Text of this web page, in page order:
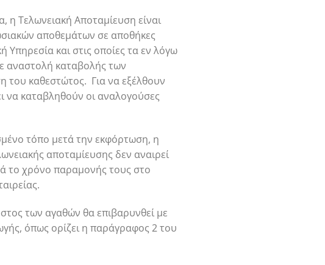
Τελωνειακή Αποταμίευση είναι
αποθεμάτων σε αποθήκες
Υπηρεσία και στις οποίες τα εν λόγω
αναστολή καταβολής των
του καθεστώτος. Για να εξέλθουν
να καταβληθούν οι αναλογούσες
τόπο μετά την εκφόρτωση, η
αποταμίευσης δεν αναιρεί
το χρόνο παραμονής τους στο
των αγαθών θα επιβαρυνθεί με
όπως ορίζει η παράγραφος 2 του